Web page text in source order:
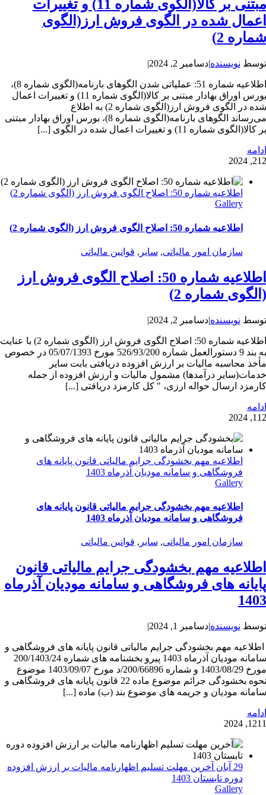
مبتنی بر کالا(الگوی شماره 11) و تغییرات
اعمال شده در الگوی فروش ارز(الگوی
شماره 2)
توسط نویسنده|دسامبر 2, 2024 |
اطلاعیه شماره 51: عملیاتی شدن الگوهای بارنامه(الگوی شماره 8)،
بورس اوراق بهادار مبتنی بر کالا(الگوی شماره 11) و تغییرات اعمال
شده در الگوی فروش ارز(الگوی شماره 2) به اطلاع
می‌رساند الگوهای بارنامه(الگوی شماره 8)، بورس اوراق بهادار مبتنی
بر کالا(الگوی شماره 11) و تغییرات اعمال شده در الگوی [...]
ادامه
212, 2024
اطلاعیه شماره 50: اصلاح الگوی فروش ارز (الگوی شماره 2)
Gallery
اطلاعیه شماره 50: اصلاح الگوی فروش ارز (الگوی شماره 2)
سازمان امور مالیاتی, سایر , قوانین مالیاتی
اطلاعیه شماره 50: اصلاح الگوی فروش ارز
(الگوی شماره 2)
توسط نویسنده|دسامبر 2, 2024 |
اطلاعیه شماره 50: اصلاح الگوی فروش ارز (الگوی شماره 2) با عنایت
به بند 9 دستورالعمل شماره 526/93/200 مورخ 05/07/1393 در خصوص
مأخذ محاسبه مالیات بر ارزش افزوده دریافتی بابت سایر
خدمات(سایر درآمدها) مشمول مالیات و ارزش افزوده از جمله
کارمزد ارسال حواله ارزی، " کل کارمزد دریافتی [...]
ادامه
1 12, 2024
اطلاعیه مهم بخشودگی جرایم مالیاتی قانون پایانه های
فروشگاهی و سامانه مودیان آذرماه 1403
Gallery
اطلاعیه مهم بخشودگی جرایم مالیاتی قانون پایانه های
فروشگاهی و سامانه مودیان آذرماه 1403
سازمان امور مالیاتی, سایر , قوانین مالیاتی
اطلاعیه مهم بخشودگی جرایم مالیاتی قانون
پایانه های فروشگاهی و سامانه مودیان آذرماه
1403
توسط نویسنده|دسامبر 1, 2024 |
اطلاعیه مهم بخشودگی جرایم مالیاتی قانون پایانه های فروشگاهی و
سامانه مودیان آذرماه 1403 پیرو بخشنامه های شماره 200/1403/24
مورخ 1403/08/29 و شماره 200/66896/د مورخ 1403/09/07 موضوع
نحوه بخشودگی جرائم موضوع ماده 22 قانون پایانه های فروشگاهی و
سامانه مودیان و جریمه های موضوع بند (ب) ماده [...]
ادامه
1211, 2024
29 آبان آخرین مهلت تسلیم اظهارنامه مالیات بر ارزش افزوده
دوره تابستان 1403
Gallery